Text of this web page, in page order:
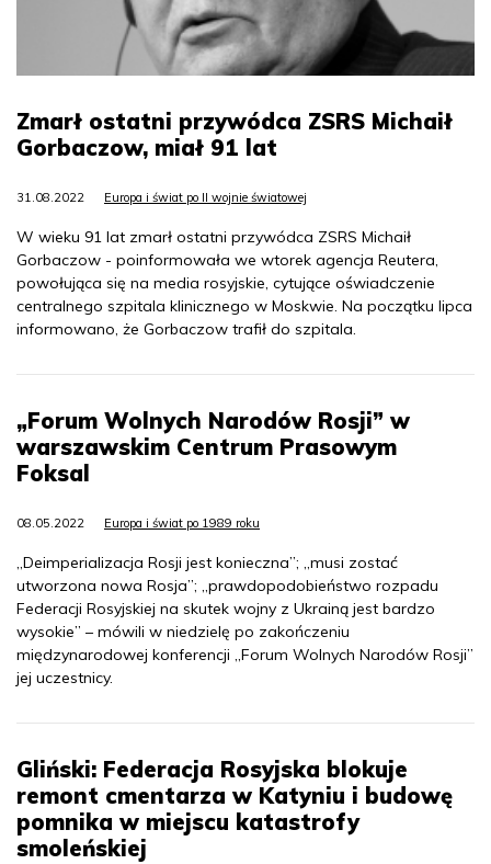
Zmarł ostatni przywódca ZSRS Michaił
Gorbaczow, miał 91 lat
31.08.2022 Europa i świat po II wojnie światowej
W wieku 91 lat zmarł ostatni przywódca ZSRS Michaił
Gorbaczow - poinformowała we wtorek agencja Reutera,
powołująca się na media rosyjskie, cytujące oświadczenie
centralnego szpitala klinicznego w Moskwie. Na początku lipca
informowano, że Gorbaczow trafił do szpitala.
„Forum Wolnych Narodów Rosji” w
warszawskim Centrum Prasowym
Foksal
08.05.2022 Europa i świat po 1989 roku
„Deimperializacja Rosji jest konieczna”; „musi zostać
utworzona nowa Rosja”; „prawdopodobieństwo rozpadu
Federacji Rosyjskiej na skutek wojny z Ukrainą jest bardzo
wysokie” – mówili w niedzielę po zakończeniu
międzynarodowej konferencji „Forum Wolnych Narodów Rosji”
jej uczestnicy.
Gliński: Federacja Rosyjska blokuje
remont cmentarza w Katyniu i budowę
pomnika w miejscu katastrofy
smoleńskiej